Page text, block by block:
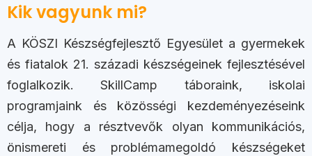
Kik vagyunk mi?
A KÖSZI Készségfejlesztő Egyesület a gyermekek
és fiatalok 21. századi készségeinek fejlesztésével
foglalkozik. SkillCamp táboraink, iskolai
programjaink és közösségi kezdeményezéseink
célja, hogy a résztvevők olyan kommunikációs,
önismereti és problémamegoldó készségeket